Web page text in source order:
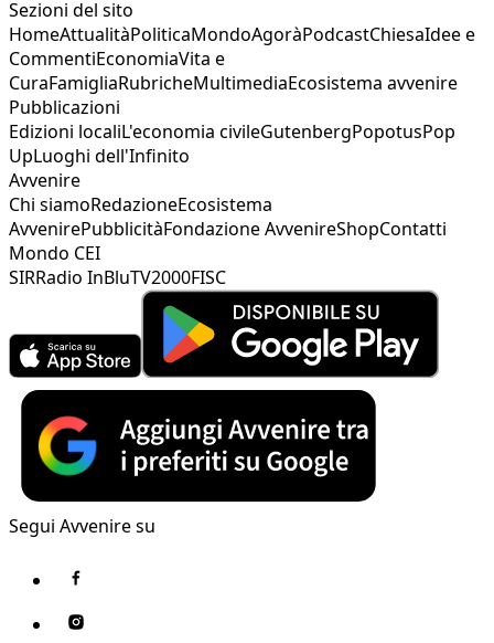
Sezioni del sito
HomeAttualitàPoliticaMondoAgoràPodcastChiesaIdee e
CommentiEconomiaVita e
CuraFamigliaRubricheMultimediaEcosistema avvenire
Pubblicazioni
Edizioni localiL'economia civileGutenbergPopotusPop
UpLuoghi dell'Infinito
Avvenire
Chi siamoRedazioneEcosistema
AvvenirePubblicitàFondazione AvvenireShopContatti
Mondo CEI
SIRRadio InBluTV2000FISC
Segui Avvenire su